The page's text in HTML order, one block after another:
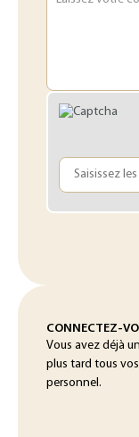
CONNECTEZ-
Vous avez déjà
plus tard tous
personnel.